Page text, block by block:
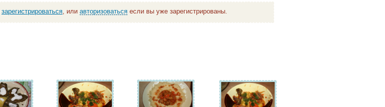
зарегистрироваться, или авторизоваться если вы уже зарегистрированы.